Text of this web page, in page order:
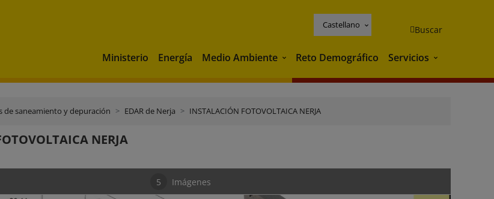
Castellano Buscar
Ministerio Energía Medio Ambiente Medio Ambiente
Reto Demográfico Servicios Servicios
de saneamiento y depuración EDAR de Nerja INSTALACIÓN FOTOVOLTAICA NERJA
NERJA
5 Imágenes